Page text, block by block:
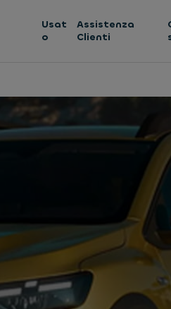
Usat
o
Assistenza
Clienti